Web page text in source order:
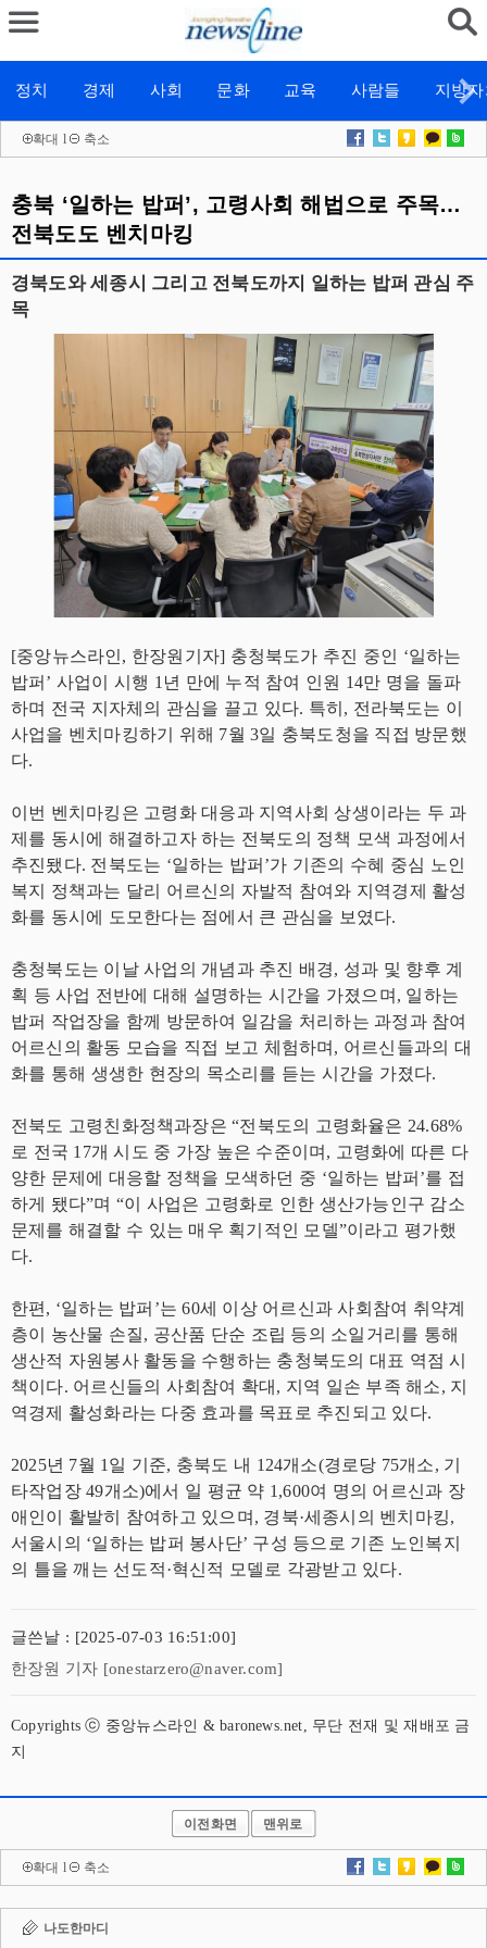
정치 경제 사회 문화 교육 사람들 지방
확대 l 축소
충북 ‘일하는 밥퍼’, 고령사회 해법으로 주목…
전북도도 벤치마킹
경북도와 세종시 그리고 전북도까지 일하는 밥퍼 관심 주
목
[중앙뉴스라인, 한장원기자] 충청북도가 추진 중인 ‘일하는
밥퍼’ 사업이 시행 1년 만에 누적 참여 인원 14만 명을 돌파
하며 전국 지자체의 관심을 끌고 있다. 특히, 전라북도는 이
사업을 벤치마킹하기 위해 7월 3일 충북도청을 직접 방문했
다.
이번 벤치마킹은 고령화 대응과 지역사회 상생이라는 두 과
제를 동시에 해결하고자 하는 전북도의 정책 모색 과정에서
추진됐다. 전북도는 ‘일하는 밥퍼’가 기존의 수혜 중심 노인
복지 정책과는 달리 어르신의 자발적 참여와 지역경제 활성
화를 동시에 도모한다는 점에서 큰 관심을 보였다.
충청북도는 이날 사업의 개념과 추진 배경, 성과 및 향후 계
획 등 사업 전반에 대해 설명하는 시간을 가졌으며, 일하는
밥퍼 작업장을 함께 방문하여 일감을 처리하는 과정과 참여
어르신의 활동 모습을 직접 보고 체험하며, 어르신들과의 대
화를 통해 생생한 현장의 목소리를 듣는 시간을 가졌다.
전북도 고령친화정책과장은 “전북도의 고령화율은 24.68%
로 전국 17개 시도 중 가장 높은 수준이며, 고령화에 따른 다
양한 문제에 대응할 정책을 모색하던 중 ‘일하는 밥퍼’를 접
하게 됐다”며 “이 사업은 고령화로 인한 생산가능인구 감소
문제를 해결할 수 있는 매우 획기적인 모델”이라고 평가했
다.
한편, ‘일하는 밥퍼’는 60세 이상 어르신과 사회참여 취약계
층이 농산물 손질, 공산품 단순 조립 등의 소일거리를 통해
생산적 자원봉사 활동을 수행하는 충청북도의 대표 역점 시
책이다. 어르신들의 사회참여 확대, 지역 일손 부족 해소, 지
역경제 활성화라는 다중 효과를 목표로 추진되고 있다.
2025년 7월 1일 기준, 충북도 내 124개소(경로당 75개소, 기
타작업장 49개소)에서 일 평균 약 1,600여 명의 어르신과 장
애인이 활발히 참여하고 있으며, 경북·세종시의 벤치마킹,
서울시의 ‘일하는 밥퍼 봉사단’ 구성 등으로 기존 노인복지
의 틀을 깨는 선도적·혁신적 모델로 각광받고 있다.
글쓴날 : [2025-07-03 16:51:00]
한장원 기자 [onestarzero@naver.com]
Copyrights ⓒ 중앙뉴스라인 & baronews.net, 무단 전재 및 재배포 금
지
이전화면 맨위로
확대 l 축소